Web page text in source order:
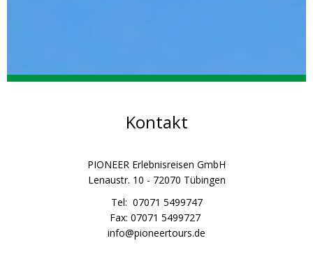
Kontakt
PIONEER Erlebnisreisen GmbH
Lenaustr. 10 - 72070 Tübingen
Tel: 07071 5499747
Fax: 07071 5499727
info@pioneertours.de